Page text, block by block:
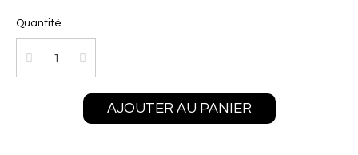
Quantité
AJOUTER AU PANIER